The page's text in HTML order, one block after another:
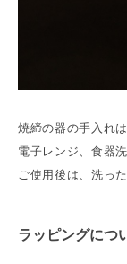
焼締の器の手入れ
電子レンジ、食器
ご使用後は、洗っ
ラッピングにつ